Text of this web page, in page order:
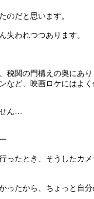
のだと思います。
失われつつあります。
税関の門構えの奥にあ
ど、映画ロケにはよく
せん…
たとき、そうしたカ
ったから、ちょっと自